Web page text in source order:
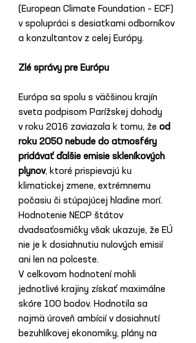
(European Climate Foundation – ECF)
v spolupráci s desiatkami odborníkov
a konzultantov z celej Európy.
Zlé správy pre Európu
Európa sa spolu s väčšinou krajín
sveta podpisom Parížskej dohody
v roku 2016 zaviazala k tomu, že od
roku 2050 nebude do atmosféry
pridávať ďalšie emisie skleníkových
plynov, ktoré prispievajú ku
klimatickej zmene, extrémnemu
počasiu či stúpajúcej hladine morí.
Hodnotenie NECP štátov
dvadsaťosmičky však ukazuje, že EÚ
nie je k dosiahnutiu nulových emisií
ani len na polceste.
V celkovom hodnotení mohli
jednotlivé krajiny získať maximálne
skóre 100 bodov. Hodnotila sa
najmä úroveň ambícií v dosiahnutí
bezuhlíkovej ekonomiky, plány na